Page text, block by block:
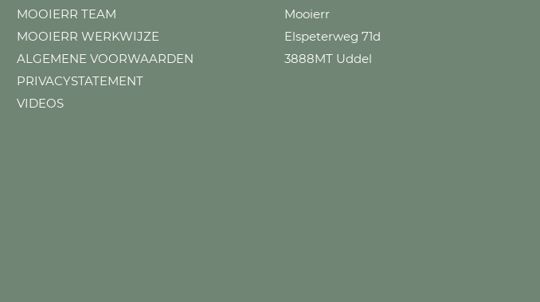
MOOIERR TEAM
MOOIERR WERKWIJZE
ALGEMENE VOORWAARDEN
PRIVACYSTATEMENT
VIDEOS
Mooierr
Elspeterweg 71d
3888MT Uddel